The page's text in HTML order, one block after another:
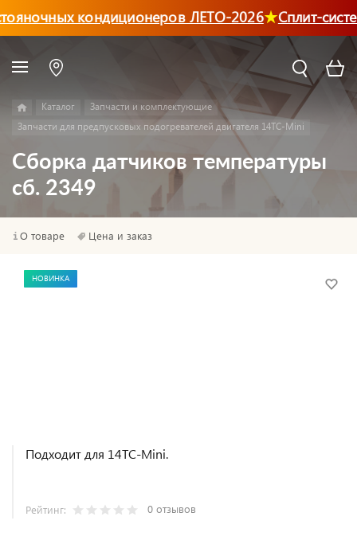
кондиционеров ЛЕТО-2026 Сплит-
Каталог
Запчасти и комплектующие
Запчасти для предпусковых подогревателей двигателя 14ТС-Mini
Сборка датчиков температуры
сб. 2349
О товаре Цена и заказ
НОВИНКА
Подходит для 14ТС-Mini.
Рейтинг: 0 отзывов